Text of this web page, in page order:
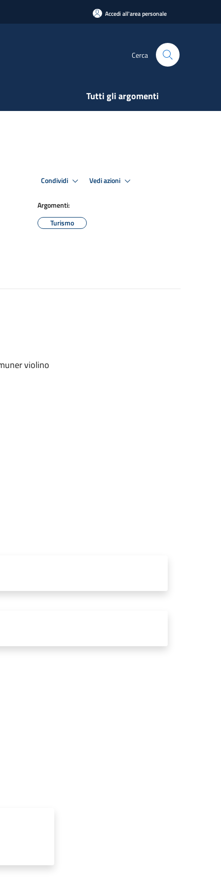
Accedi all'area personale
Cerca
Tutti gli argomenti
Condividi Vedi azioni
Argomenti:
Turismo
violino